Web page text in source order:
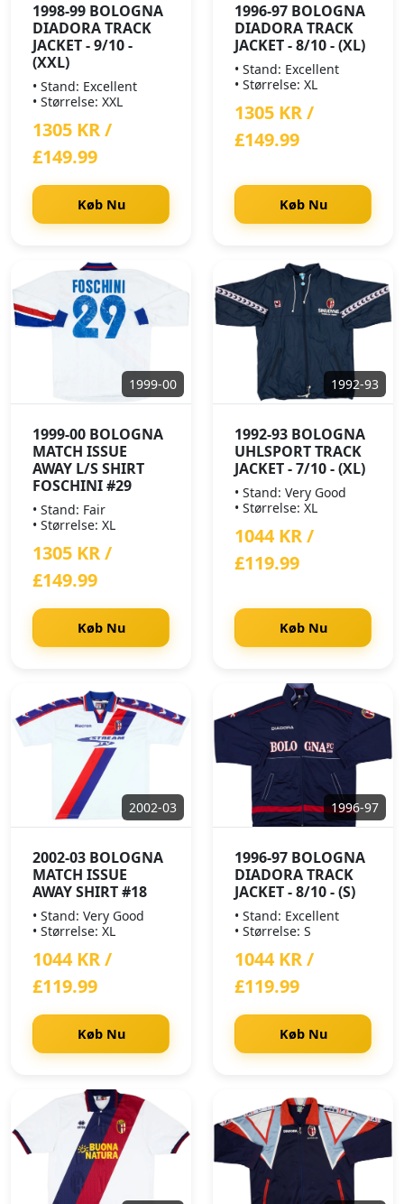
1998-99 BOLOGNA
DIADORA TRACK
JACKET - 9/10 -
(XXL)
• Stand: Excellent
• Størrelse: XXL
1305 KR /
£149.99
Køb Nu
1996-97 BOLOGNA
DIADORA TRACK
JACKET - 8/10 - (XL)
• Stand: Excellent
• Størrelse: XL
1305 KR /
£149.99
Køb Nu
1999-00
1999-00 BOLOGNA
MATCH ISSUE
AWAY L/S SHIRT
FOSCHINI #29
• Stand: Fair
• Størrelse: XL
1305 KR /
£149.99
Køb Nu
1992-93
1992-93 BOLOGNA
UHLSPORT TRACK
JACKET - 7/10 - (XL)
• Stand: Very Good
• Størrelse: XL
1044 KR /
£119.99
Køb Nu
2002-03
2002-03 BOLOGNA
MATCH ISSUE
AWAY SHIRT #18
• Stand: Very Good
• Størrelse: XL
1044 KR /
£119.99
Køb Nu
1996-97
1996-97 BOLOGNA
DIADORA TRACK
JACKET - 8/10 - (S)
• Stand: Excellent
• Størrelse: S
1044 KR /
£119.99
Køb Nu